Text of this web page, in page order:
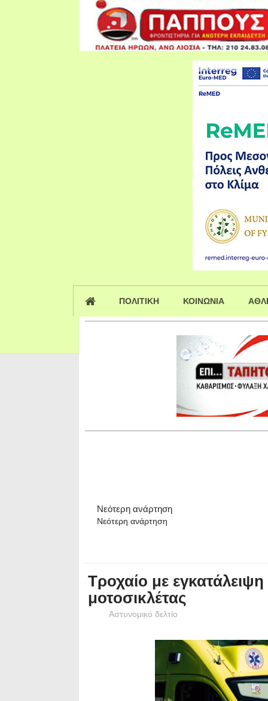
ΠΟΛΙΤΙΚΗ ΚΟΙΝΩΝΙΑ
Νεότερη ανάρτηση
Νεότερη ανάρτηση
Τροχαίο με
μοτοσικλέτας
Αστυνομικό δελτίο